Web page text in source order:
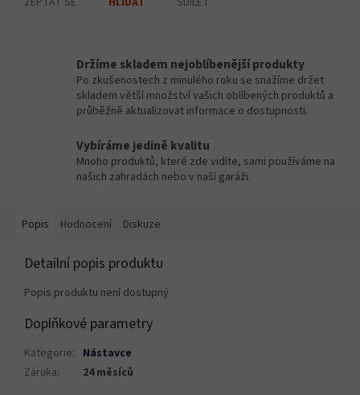
Držíme skladem nejoblíbenější produkty
Po zkušenostech z minulého roku se snažíme držet
skladem větší množství vašich oblíbených produktů a
průběžně aktualizovat informace o dostupnosti.
Vybíráme jedině kvalitu
Mnoho produktů, které zde vidíte, sami používáme na
našich zahradách nebo v naší garáži.
Popis Hodnocení Diskuze
Detailní popis produktu
Popis produktu není dostupný
Doplňkové parametry
Kategorie: Nástavce
Záruka: 24 měsíců